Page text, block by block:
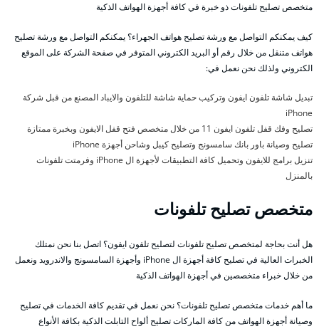
متخصص تصليح تلفونات ذو خبرة في كافة أجهزة الهواتف الذكية
كيف يمكنكم التواصل مع ورشة تصليح هواتف الجهراء؟ يمكنكم التواصل مع ورشة تصليح
هواتف متنقل من خلال رقم أو البريد الكتروني المتوفر في صفحة الشركة على الموقع
الكتروني ولذلك نحن نعمل في:
تبديل شاشة تلفون ايفون وتركيب حماية شاشة للتلفون والايباد المصنع من قبل شركة
iPhone
تصليح وفك قفل تلفون ايفون 11 من خلال متخصص فتح قفل الايفون وبخبرة ممتازة
تصليح وصيانة باور بانك سامسونج وتصليح كيبل وشاحن أجهزة iPhone
تنزيل برامج للايفون وتحميل كافة التطبيقات لأجهزة ال iPhone وفرمتت تلفونات
بالمنزل
متخصص تصليح تلفونات
هل أنت بحاجة لمتخصص تصليح تلفونات لتصليح تلفون ايفون؟ اتصل بنا نحن نمتلك
الخبرات العالية في تصليح كافة أجهزة ال iPhone وأجهزة السامسونج والاندرويد ونعمل
من خلال خبراء متخصصين في أجهزة الهواتف الذكية
ما أهم خدمات متخصص تصليح تلفونات؟ نحن نعمل في تقديم كافة الخدمات في تصليح
وصيانة أجهزة الهواتف من كافة الماركات تصليح ألواح التابلت الذكية بكافة الأنواع